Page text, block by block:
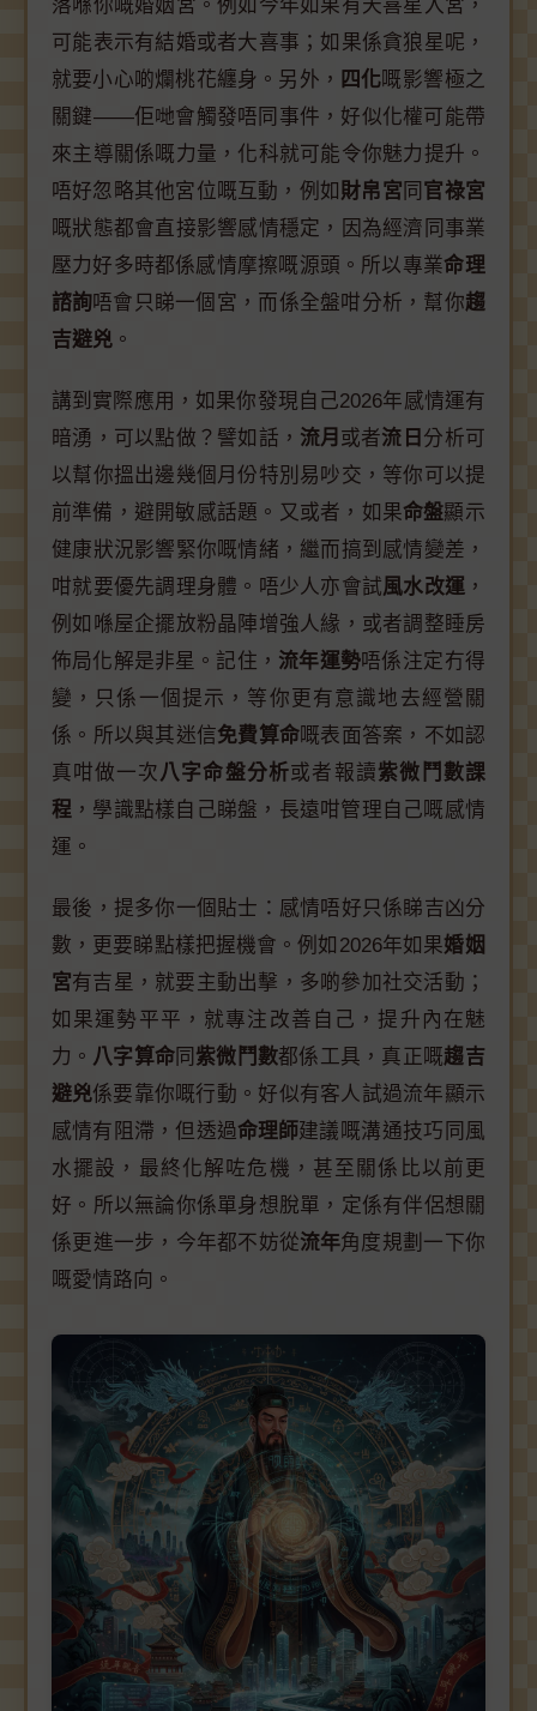
落喺你嘅婚姻宮。例如今年如果有天喜星入宮，
可能表示有結婚或者大喜事；如果係貪狼星呢，
就要小心啲爛桃花纏身。另外， 四化嘅影響極之
關鍵——佢哋會觸發唔同事件，好似化權可能帶
來主導關係嘅力量，化科就可能令你魅力提升。
唔好忽略其他宮位嘅互動，例如 財帛宮 同 官祿宮
嘅狀態都會直接影響感情穩定，因為經濟同事業
壓力好多時都係感情摩擦嘅源頭。所以專業命理
諮詢唔會只睇一個宮，而係全盤咁分析，幫你趨
吉避兇 。
講到實際應用，如果你發現自己2026年感情運有
暗湧，可以點做？譬如話， 流月 或者流日 分析可
以幫你搵出邊幾個月份特別易吵交，等你可以提
前準備，避開敏感話題。又或者，如果命盤顯示
健康狀況影響緊你嘅情緒，繼而搞到感情變差，
咁就要優先調理身體。唔少人亦會試風水改運 ，
例如喺屋企擺放粉晶陣增強人緣，或者調整睡房
佈局化解是非星。記住， 流年運勢唔係注定冇得
變，只係一個提示，等你更有意識地去經營關
係。所以與其迷信免費算命嘅表面答案，不如認
真咁做一次八字命盤分析或者報讀紫微鬥數課
程 ，學識點樣自己睇盤，長遠咁管理自己嘅感情
運。
最後，提多你一個貼士：感情唔好只係睇吉凶分
數，更要睇點樣把握機會。例如2026年如果婚姻
宮有吉星，就要主動出擊，多啲參加社交活動；
如果運勢平平，就專注改善自己，提升內在魅
力。 八字算命 同 紫微鬥數都係工具，真正嘅趨吉
避兇係要靠你嘅行動。好似有客人試過流年顯示
感情有阻滯，但透過命理師建議嘅溝通技巧同風
水擺設，最終化解咗危機，甚至關係比以前更
好。所以無論你係單身想脫單，定係有伴侶想關
係更進一步，今年都不妨從流年角度規劃一下你
嘅愛情路向。